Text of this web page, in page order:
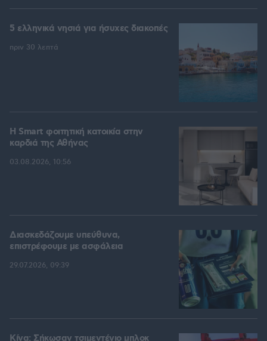
5 ελληνικά νησιά για ήσυχες διακοπές
πριν 30 λεπτά
Η Smart φοιτητική κατοικία στην
καρδιά της Αθήνας
03.08.2026, 10:56
Διασκεδάζουμε υπεύθυνα,
επιστρέφουμε με ασφάλεια
29.07.2026, 09:39